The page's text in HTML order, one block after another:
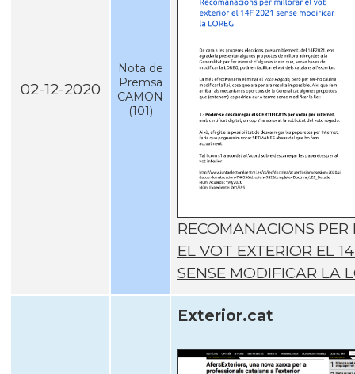
02-12-2020
Nota de
Premsa
CAMON
(101)
RECOMANACIONS PER
EL VOT EXTERIOR EL
SENSE MODIFICAR LA
Exterior.cat